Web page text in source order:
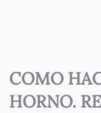
COMO
HORNO.